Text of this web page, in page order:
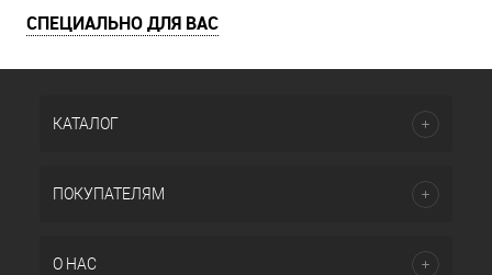
СПЕЦИАЛЬНО ДЛЯ ВАС
КАТАЛОГ
ПОКУПАТЕЛЯМ
О НАС